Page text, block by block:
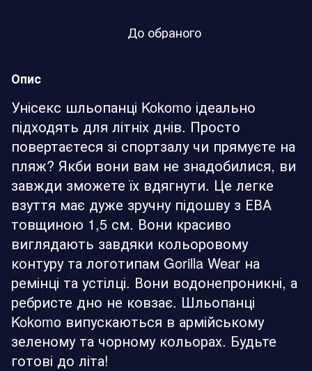
До обраного
Опис
Унісекс шльопанці Kokomo ідеально
підходять для літніх днів. Просто
повертаєтеся зі спортзалу чи прямуєте на
пляж? Якби вони вам не знадобилися, ви
завжди зможете їх вдягнути. Це легке
взуття має дуже зручну підошву з ЕВА
товщиною 1,5 см. Вони красиво
виглядають завдяки кольоровому
контуру та логотипам Gorilla Wear на
ремінці та устілці. Вони водонепроникні, а
ребристе дно не ковзає. Шльопанці
Kokomo випускаються в армійському
зеленому та чорному кольорах. Будьте
готові до літа!